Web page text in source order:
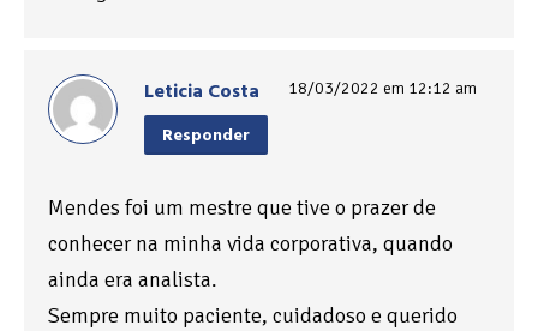
Leticia Costa 18/03/2022 em 12:12 am
Responder
Mendes foi um mestre que tive o prazer de
conhecer na minha vida corporativa, quando
ainda era analista.
Sempre muito paciente, cuidadoso e querido